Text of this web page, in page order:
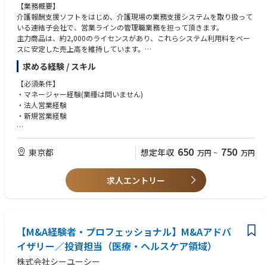
【業務概要】
介護報酬支援ソフトをはじめ、介護現場の業務支援システムを取り扱って
いる連結子会社で、営業ラインの管理職業務を担って頂きます。
主力商品は、約2,000のライセンスがあり、これらシステム利用料をベー
スに安定した売上高を維持しています。
【業務説明】
介護事業者向けの保険請求ソフト・介護記録ソフト・アセスメント支援ソ
フトなどの自社開発システムや、介護現場で使用する周辺機器の営業活動
に加え、介護事業者が抱えるさまざまな課題をDXの力で解決するソリュー
ション営業を推進していただきます。
また、営業戦略の立案・実行、営業部全体のマネジメント、KPI・予算管
に加え、新たな営業機会や事業成長につながる施策の企画・推進にも取り
組んでいただきます。
介護業界でのご経験は問いません。事業者の潜在的な課題を捉え、最適な
ソリューションを提案できる力があれば、業界知識の習得や業務へのキャ
ッチアップはチームがしっかりサポートします。自らハンズオンで現場に
求める経験 / スキル
【必須条件】
・マネージャー経験(業種は問いません)
・法人営業経験
・新規営業経験
【歓迎条件】
・無形商材の法人営業経験
・物事を多角的にとらえ、コンサル営業ができる方
・事業や組織の成長に主体的に関わりたい方
東京都 想定年収 650 万円 ~ 750 万円
求人エントリー
【M&A経験者・プロフェッショナル】M&Aアドバ
イザリー／投資担当（医療・ヘルスケア領域）
株式会社シーユーシー